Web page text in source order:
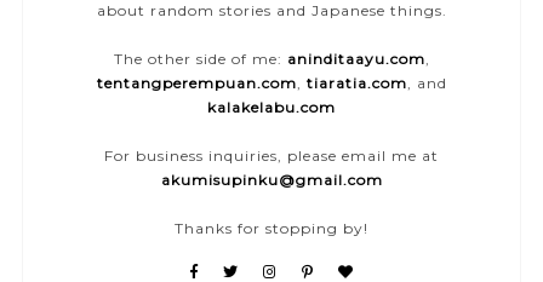
about random stories and Japanese things.
The other side of me: aninditaayu.com,
tentangperempuan.com, tiaratia.com, and
kalakelabu.com
For business inquiries, please email me at
akumisupinku@gmail.com
Thanks for stopping by!